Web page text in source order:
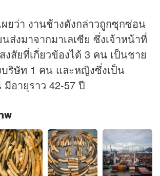
ผยว่า งานช้างดังกล่าวถูกซุกซ่อน
ส่งมาจากมาเลเซีย ซึ่งเจ้าหน้าที่
งสัยที่เกี่ยวข้องได้ 3 คน เป็นชาย
บริษัท 1 คน และหญิงซึ่งเป็น
อายุราว 42-57 ปี
พ